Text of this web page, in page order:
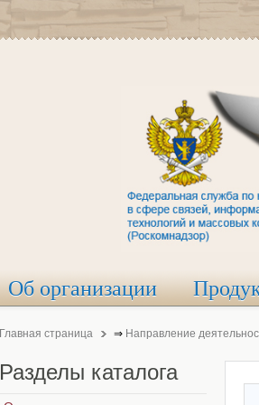
Об организации
Главная страница ⇒ Направление
Разделы каталога